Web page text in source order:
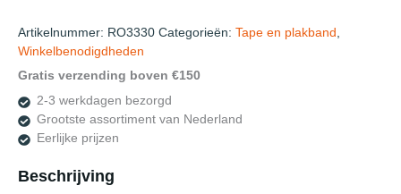
Artikelnummer: RO3330 Categorieën: Tape en plakband
Winkelbenodigdheden
Gratis verzending boven €150
2-3 werkdagen bezorgd
Grootste assortiment van Nederland
Eerlijke prijzen
Beschrijving